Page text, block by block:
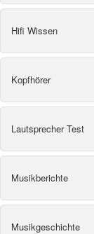
Hifi Wissen
Kopfhörer
Lautsprecher Test
Musikberichte
Musikgeschichte